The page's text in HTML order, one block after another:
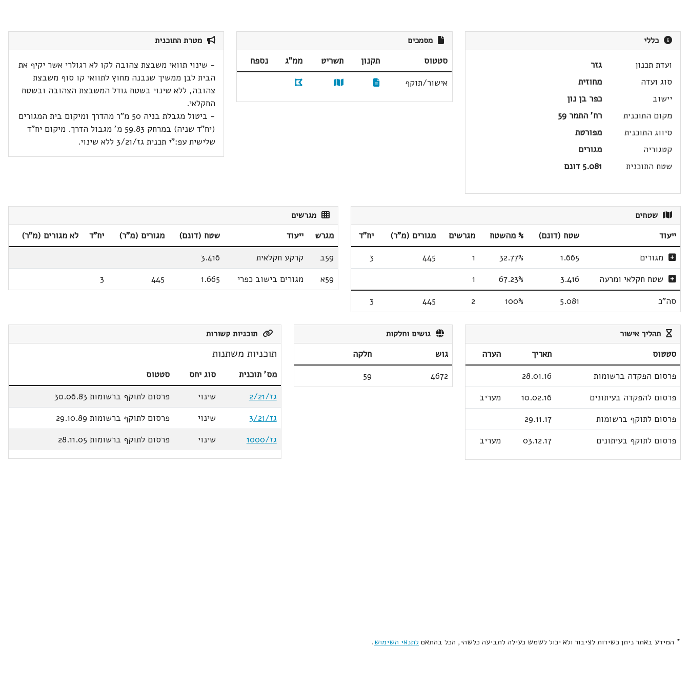
כללי
ועדת תכנון
גזר
סוג ועדה
מחוזית
יישוב
כפר בן נון
מקום התוכנית
רח' התמר 59
סיווג התוכנית
מפורטת
קטגוריה
מגורים
שטח התוכנית
5.081 דונם
מסמכים
סטטוס תקנון תשריט ממ"ג
נספח
אישור/תוקף
מטרת התוכנית
- שינוי תוואי משבצת צהובה לקו לא רגולרי אשר יקיף את
הבית לבן ממשיך שנבנה מחוץ לתוואי קו סוף משבצת
צהובה, ללא שינוי בשטח גודל המשבצת הצהובה ובשטח
החקלאי.
- ביטול מגבלת בניה 50 מ"ר מהדרך ומיקום בית המגורים
(יח"ד שניה) במרחק 59.83 מ' מגבול הדרך. מיקום יח"ד
שלישית עפ:"י תכנית גז/3/21 ללא שינוי.
שטחים
ייעוד שטח (דונם) % מהשטח מגרשים מגורים (מ"ר)
יח"ד
מגורים
1.665
32.77%
1
445
3
שטח חקלאי ומרעה
3.416
67.23%
1
סה"כ
5.081
100%
2
445
3
מגרשים
מגרש ייעוד שטח (דונם) מגורים (מ"ר) יח"ד
לא מגורים (מ"ר)
59ב
קרקע חקלאית
3.416
59א
מגורים בישוב כפרי 1.665
445
3
תהליך אישור
סטטוס תאריך
הערה
פרסום הפקדה ברשומות
28.01.16
פרסום להפקדה בעיתונים
10.02.16
מעריב
פרסום לתוקף ברשומות
29.11.17
פרסום לתוקף בעיתונים
03.12.17 מעריב
גושים וחלקות
גוש
חלקה
4672
59
תוכניות קשורות
תוכניות משתנות
מס' תוכנית סוג יחס
סטטוס
גז/2/21
שינוי
פרסום לתוקף ברשומות 30.06.83
גז/3/21
שינוי
פרסום לתוקף ברשומות 29.10.89
גז/1000
שינוי פרסום לתוקף ברשומות 28.11.05
* המידע באתר ניתן כשירות לציבור ולא יכול לשמש כעילה לתביעה כלשהי, הכל בהתאם לתנאי השימוש.